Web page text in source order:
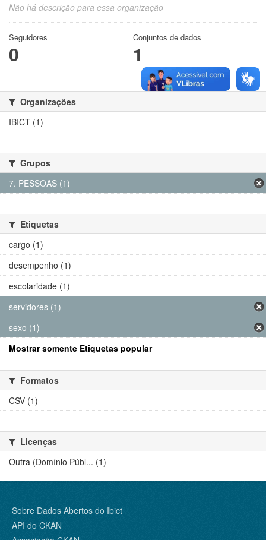
Não há descrição para essa organização
Seguidores
0
Conjuntos de dados
1
Organizações
IBICT (1)
Grupos
7. PESSOAS (1)
Etiquetas
cargo (1)
desempenho (1)
escolaridade (1)
servidores (1)
sexo (1)
Mostrar somente Etiquetas popular
Formatos
CSV (1)
Licenças
Outra (Domínio Públ... (1)
Sobre Dados Abertos do Ibict
API do CKAN